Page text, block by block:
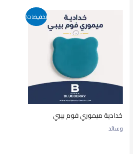
تخفيضات!
خدادية ميموري فوم بيبي
وسائد